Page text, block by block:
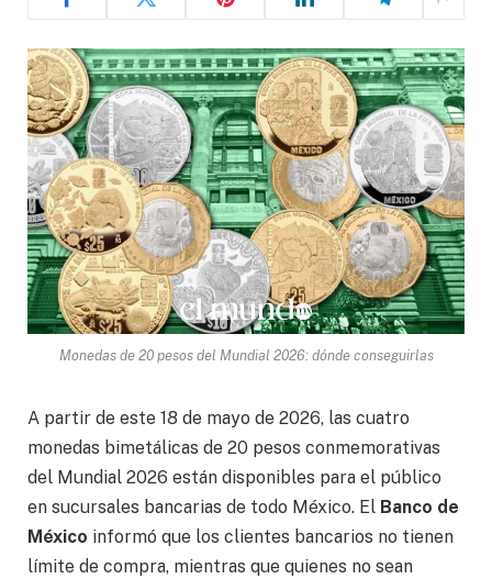
Monedas de 20 pesos del Mundial 2026: dónde conseguirlas
A partir de este 18 de mayo de 2026, las cuatro
monedas bimetálicas de 20 pesos conmemorativas
del Mundial 2026 están disponibles para el público
en sucursales bancarias de todo México. El Banco de
México informó que los clientes bancarios no tienen
límite de compra, mientras que quienes no sean